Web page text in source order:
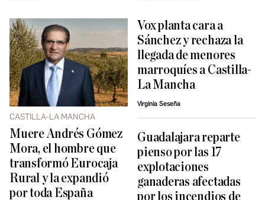
CASTILLA-LA MANCHA
Muere Andrés Gómez
Mora, el hombre que
transformó Eurocaja
Rural y la expandió
por toda España
Vox planta cara a
Sánchez y rechaza la
llegada de menores
marroquíes a Castilla-
La Mancha
Virginia Seseña
Guadalajara reparte
pienso por las 17
explotaciones
ganaderas afectadas
por los incendios de